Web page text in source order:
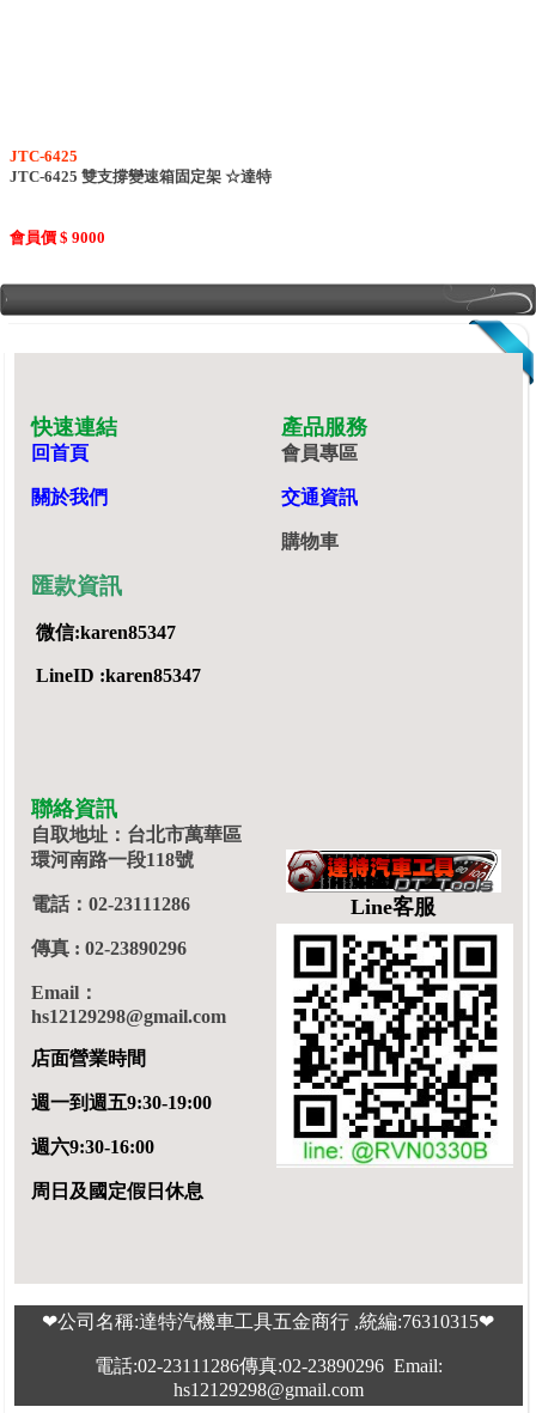
JTC-6425
JTC-6425 雙支撐變速箱固定架 ☆達特
會員價 $ 9000
快速連結
回首頁
關於我們
匯款資訊
微信:karen85347
LineID :karen85347
產品服務
會員專區
交通資訊
購物車
聯絡資訊
自取地址：台北市萬華區
環河南路一段118號
電話：02-23111286
傳真 : 02-23890296
Email：
hs12129298@gmail.com
店面營業時間
週一到週五9:30-19:00
週六9:30-16:00
周日及國定假日休息
Line客服
❤公司名稱:達特汽機車工具五金商行 ,統編:76310315❤
電話:02-23111286傳真:02-23890296 Email:
hs12129298@gmail.com